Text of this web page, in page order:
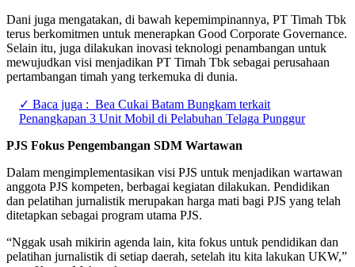
Dani juga mengatakan, di bawah kepemimpinannya, PT Timah Tbk
terus berkomitmen untuk menerapkan Good Corporate Governance.
Selain itu, juga dilakukan inovasi teknologi penambangan untuk
mewujudkan visi menjadikan PT Timah Tbk sebagai perusahaan
pertambangan timah yang terkemuka di dunia.
✓ Baca juga : Bea Cukai Batam Bungkam terkait
Penangkapan 3 Unit Mobil di Pelabuhan Telaga Punggur
PJS Fokus Pengembangan SDM Wartawan
Dalam mengimplementasikan visi PJS untuk menjadikan wartawan
anggota PJS kompeten, berbagai kegiatan dilakukan. Pendidikan
dan pelatihan jurnalistik merupakan harga mati bagi PJS yang telah
ditetapkan sebagai program utama PJS.
“Nggak usah mikirin agenda lain, kita fokus untuk pendidikan dan
pelatihan jurnalistik di setiap daerah, setelah itu kita lakukan UKW,”